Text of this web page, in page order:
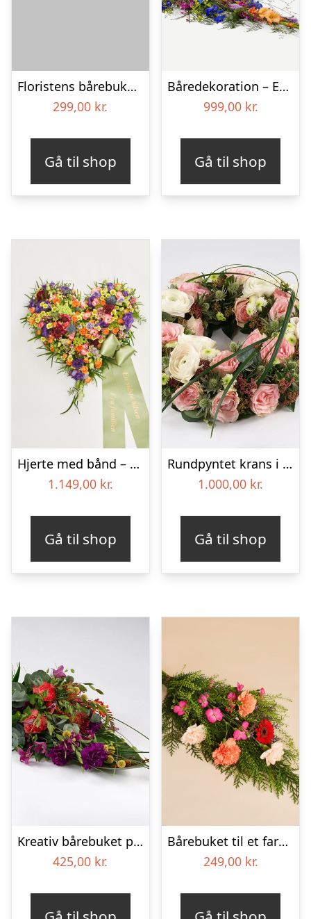
Floristens bårebuket – Smukt minde
299,00 kr.
Gå til shop
Båredekoration – Et farverigt farvel
999,00 kr.
Gå til shop
Hjerte med bånd – Floristens kreative valg
1.149,00 kr.
Gå til shop
Rundpyntet krans i lyse farver – Blomster til begravelse
1.000,00 kr.
Gå til shop
Kreativ bårebuket på stort blad – Blomster til begravelse
425,00 kr.
Bårebuket til et farverigt minde
249,00 kr.